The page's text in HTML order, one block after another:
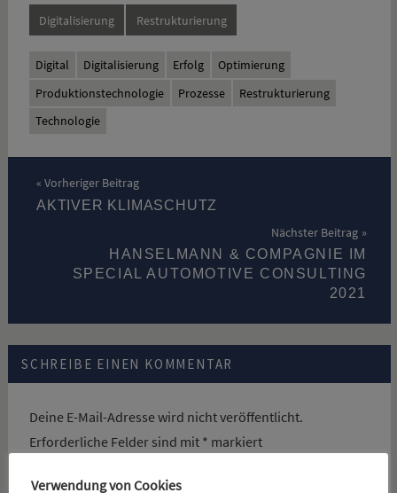
Digitalisierung Restrukturierung
Digital Digitalisierung Erfolg
Optimierung
Produktionstechnologie
Prozesse
Restrukturierung
Technologie
Beitragsnavigation
Vorheriger Beitrag
AKTIVER KLIMASCHUTZ
Nächster Beitrag
HANSELMANN & COMPAGNIE IM
SPECIAL AUTOMOTIVE CONSULTING
2021
SCHREIBE EINEN KOMMENTAR
Deine E-Mail-Adresse wird nicht veröffentlicht.
Erforderliche Felder sind mit * markiert
KOMMENTAR*
Verwendung von Cookies